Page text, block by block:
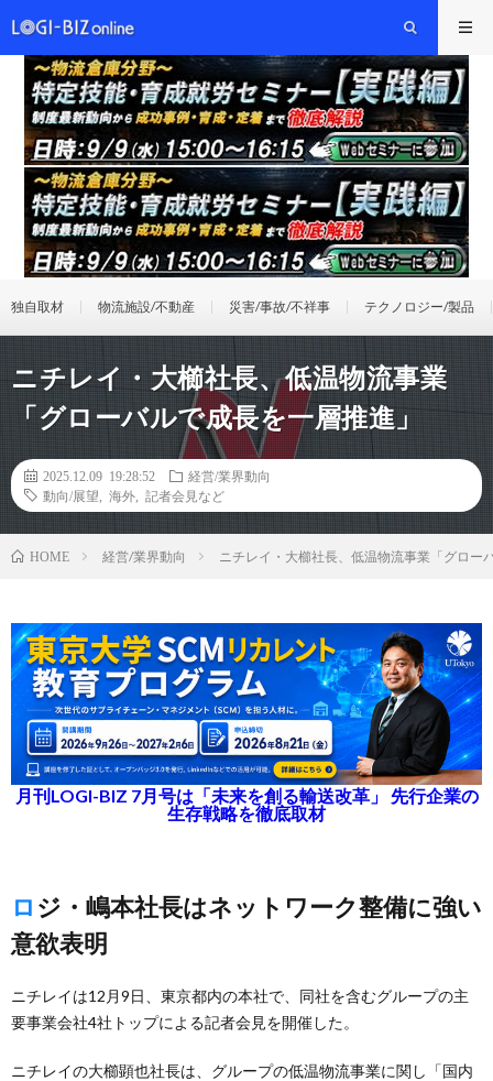
独自取材 物流施設/不動産 災害/事故/不祥事 テクノロジー/製品
ニチレイ・大櫛社長、低温物流事業
「グローバルで成長を一層推進」
2025.12.09 19:28:52
経営/業界動向
動向/展望
海外 記者会見など
HOME 経営/業界動向 ニチレイ・大櫛社長、低温物流事業「グロー
月刊LOGI-BIZ 7月号は「未来を創る輸送改革」 先行企業の
生存戦略を徹底取材
ロジ・嶋本社長はネットワーク整備に強い
意欲表明
ニチレイは12月9日、東京都内の本社で、同社を含むグループの主
要事業会社4社トップによる記者会見を開催した。
ニチレイの大櫛顕也社長は、グループの低温物流事業に関し「国内